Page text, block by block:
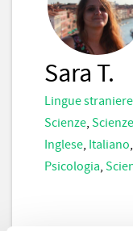
Sara T.
Lingue straniere
Scienze,
Inglese, Italiano,
Psicologia,